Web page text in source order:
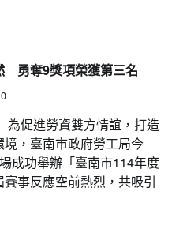
勇奪9獎項榮獲第三名
0
為促進勞資雙方情誼，打造
，臺南市政府勞工局今
成功舉辦「臺南市114年度
事反應空前熱烈，共吸引